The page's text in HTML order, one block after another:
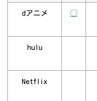
dアニメ ◯
hulu
Netflix